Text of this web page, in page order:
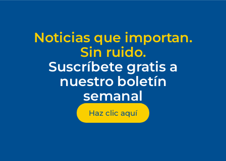
Noticias que importan.
Sin ruido.
Suscríbete gratis a
nuestro boletín
semanal
Haz clic aquí